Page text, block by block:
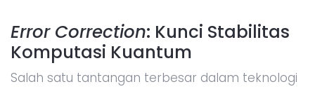
Error Correction: Kunci Stabilitas
Komputasi Kuantum
Salah satu tantangan terbesar dalam teknologi